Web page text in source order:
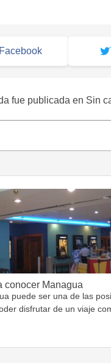
Facebook
fue publicada en Sin
conocer Managua
puede ser una de las
disfrutar de un viaje